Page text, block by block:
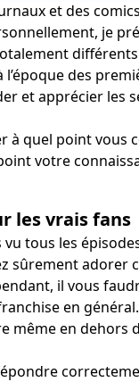
et des
je
l’époque des
et apprécier les
à quel point vous
votre
les vrais fans
vu tous les
sûrement adorer
il vous
en
même en dehors